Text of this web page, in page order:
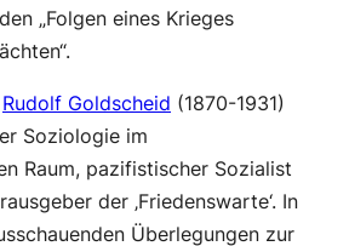
„Folgen eines Krieges
Rudolf Goldscheid (1870-1931)
Soziologie im
Raum, pazifistischer Sozialist
der ‚Friedenswarte‘. In
Überlegungen zur